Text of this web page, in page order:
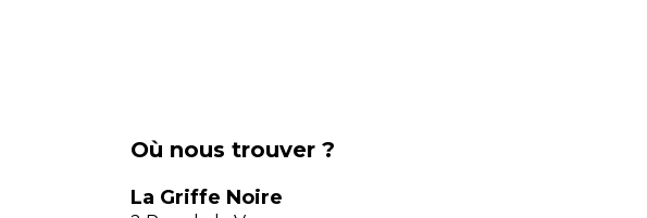
Où nous trouver ?
La Griffe Noire